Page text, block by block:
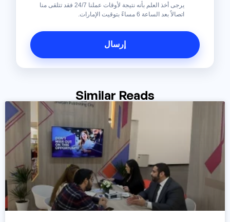
يرجى أخذ العلم بأنه نتيجة لأوقات عملنا 24/7 فقد تتلقى منا
اتصالاً بعد الساعة 6 مساءً بتوقيت الإمارات.
Similar Reads